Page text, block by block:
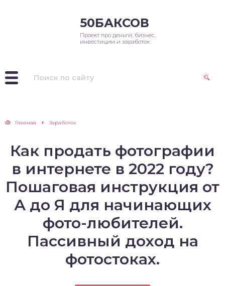
50БАКСОВ
Проект про деньги, бизнес,
инвестиции и заработок
Главная Заработок
Как продать фотографии
в интернете в 2022 году?
Пошаговая инструкция от
А до Я для начинающих
фото-любителей.
Пассивный доход на
фотостоках.